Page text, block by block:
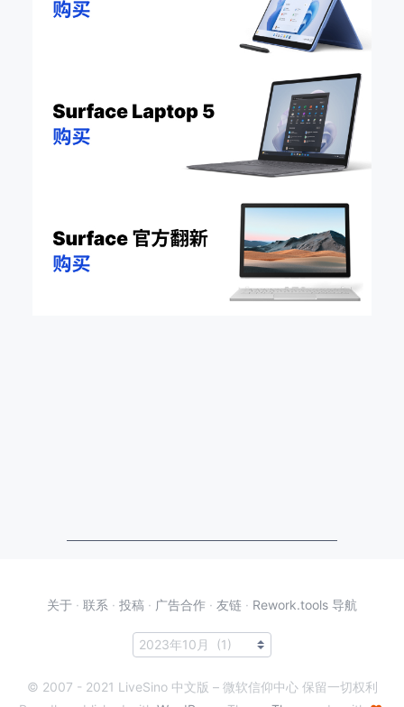
关于 · 联系 · 投稿 · 广告合作 · 友链 · Rework.tools 导航
© 2007 - 2021 LiveSino 中文版 – 微软信仰中心 保留一切权利